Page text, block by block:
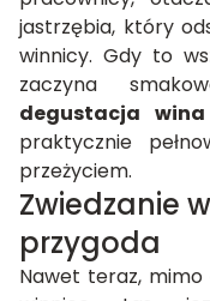
jastrzębia, który
winnicy. Gdy to
zaczyna
degustacja
praktycznie
przeżyciem.
Zwiedzanie
przygoda
Nawet teraz, mimo